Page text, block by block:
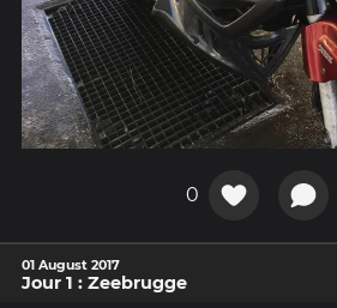
0
01 August 2017
Jour 1 : Zeebrugge